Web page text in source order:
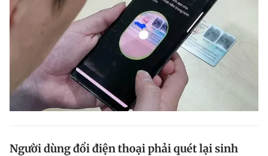
Người dùng đổi điện thoại phải quét lại sinh